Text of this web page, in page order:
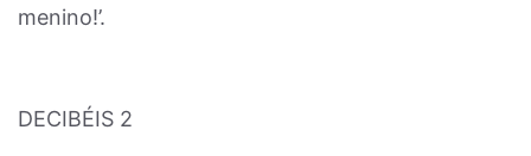
menino!’.
DECIBÉIS 2